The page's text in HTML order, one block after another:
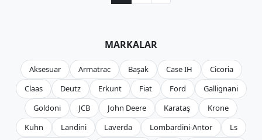
MARKALAR
Aksesuar Armatrac Başak Case IH
Cicoria
Claas
Deutz Erkunt Fiat Ford
Gallignani
Goldoni
JCB John Deere Karataş
Krone
Kuhn
Landini Laverda Lombardini-Antor
Ls